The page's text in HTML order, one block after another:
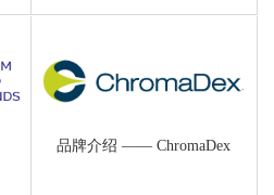
品牌介绍 —— ChromaDex